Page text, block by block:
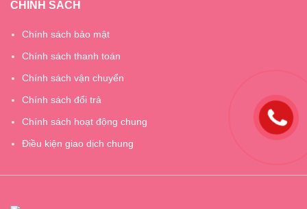
CHÍNH SÁCH
Chính sách bảo mật
Chính sách thanh toán
Chính sách vận chuyển
Chính sách đổi trả
Chính sách hoạt động chung
Điều kiện giao dịch chung